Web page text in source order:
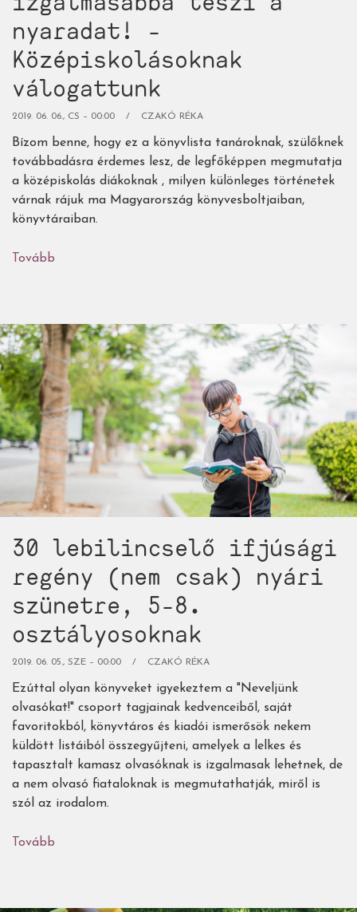
nyaradat! -
Középiskolásoknak
válogattunk
2019. 06. 06., CS – 00:00 CZAKÓ RÉKA
Bízom benne, hogy ez a könyvlista tanároknak, szülőknek
továbbadásra érdemes lesz, de legfőképpen megmutatja
a középiskolás diákoknak , milyen különleges történetek
várnak rájuk ma Magyarország könyvesboltjaiban,
könyvtáraiban.
Tovább
teszi
a
nyaradat!
-
Középiskolásoknak
válogattunk)
30 lebilincselő ifjúsági
regény (nem csak) nyári
szünetre, 5-8.
osztályosoknak
2019. 06. 05., SZE – 00:00 CZAKÓ RÉKA
Ezúttal olyan könyveket igyekeztem a "Neveljünk
olvasókat!" csoport tagjainak kedvenceiből, saját
favoritokból, könyvtáros és kiadói ismerősök nekem
küldött listáiból összegyűjteni, amelyek a lelkes és
tapasztalt kamasz olvasóknak is izgalmasak lehetnek, de
a nem olvasó fiataloknak is megmutathatják, miről is
szól az irodalom.
Tovább